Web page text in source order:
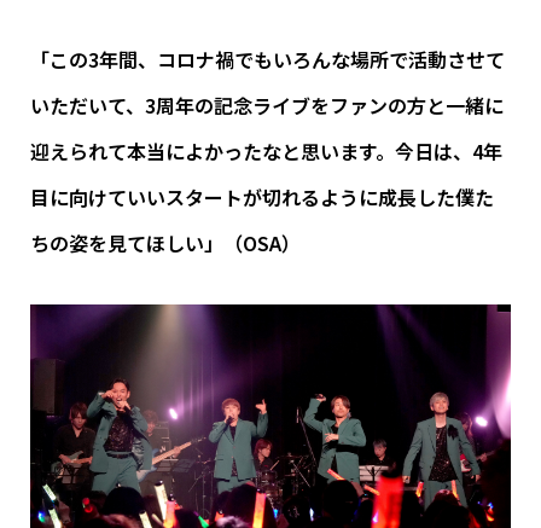
「この3年間、コロナ禍でもいろんな場所で活動させて
いただいて、3周年の記念ライブをファンの方と一緒に
迎えられて本当によかったなと思います。今日は、4年
目に向けていいスタートが切れるように成長した僕た
ちの姿を見てほしい」（OSA）